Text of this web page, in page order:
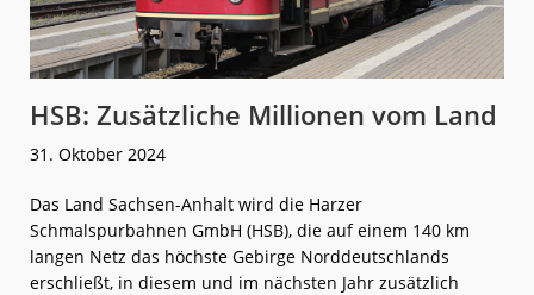
HSB: Zusätzliche Millionen vom Land
31. Oktober 2024
Das Land Sachsen-Anhalt wird die Harzer
Schmalspurbahnen GmbH (HSB), die auf einem 140 km
langen Netz das höchste Gebirge Norddeutschlands
erschließt, in diesem und im nächsten Jahr zusätzlich